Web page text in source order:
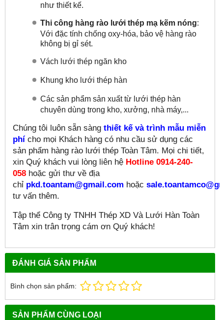
như thiết kế.
Thi công hàng rào lưới thép mạ kẽm nóng:
Với đặc tính chống oxy-hóa, bảo vệ hàng rào
không bị gỉ sét.
Vách lưới thép ngăn kho
Khung kho lưới thép hàn
Các sản phẩm sản xuất từ lưới thép hàn
chuyên dùng trong kho, xưởng, nhà máy,...
Chúng tôi luôn sẵn sàng thiết kế và trình mẫu miễn
phí cho mọi Khách hàng có nhu cầu sử dụng các
sản phẩm hàng rào lưới thép Toàn Tâm. Mọi chi tiết,
xin Quý khách vui lòng liên hệ Hotline 0914-240-
058 hoặc gửi thư về địa
chỉ pkd.toantam@gmail.com hoặc
tư vấn thêm.
Tập thể Công ty TNHH Thép XD Và Lưới Hàn Toàn
Tâm xin trân trọng cám ơn Quý khách!
ĐÁNH GIÁ SẢN PHẨM
Bình chọn sản phẩm:
SẢN PHẨM CÙNG LOẠI